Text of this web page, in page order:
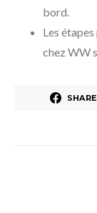
bord.
Les
chez WW
SHARE